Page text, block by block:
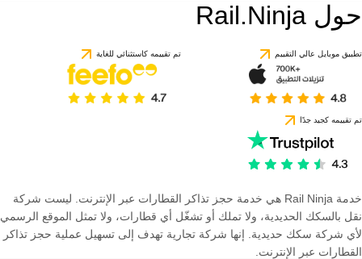
حول Rail.Ninja
تطبيق موبايل عالي التقييم تم تقييمه كاستثنائي للغاية
تم تقييمه كجيد جدًا
خدمة Rail Ninja هي خدمة حجز تذاكر القطارات عبر الإنترنت. ليست شركة
نقل بالسكك الحديدية، ولا تملك أو تشغّل أي قطارات، ولا تمثل الموقع الرسمي
لأي شركة سكك حديدية. إنها شركة تجارية تهدف إلى تسهيل عملية حجز تذاكر
القطارات عبر الإنترنت.